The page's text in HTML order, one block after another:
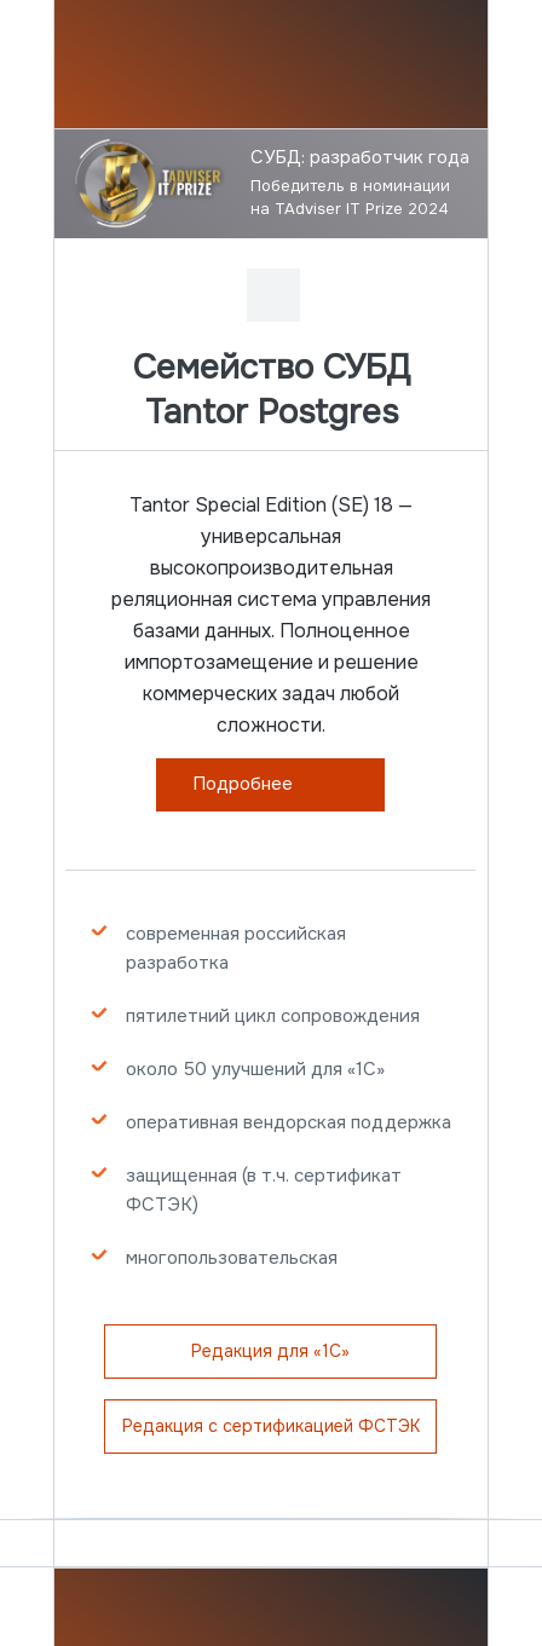
извлечение данных
Интеграция данных
Tantor DI
Сравнение редакций
редакций
Семейство СУБД
Tantor Postgres
Подробнее
Tantor Special Edition (SE) 18 —
универсальная
высокопроизводительная
реляционная система управления
базами данных. Полноценное
импортозамещение и решение
коммерческих задач любой
сложности.
современная российская
разработка
пятилетний цикл сопровождения
около 50 улучшений для «1С»
оперативная вендорская поддержка
базы данных
защищенная (в т.ч. сертификат
ФСТЭК)
многопользовательская
Редакция с сертификацией ФСТЭК
Редакция для «1С»
Победитель в номинации
на TAdviser IT Prize 2024
СУБД: разработчик года